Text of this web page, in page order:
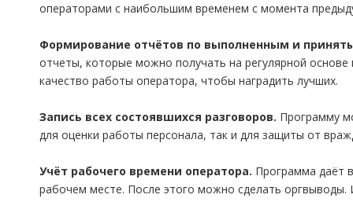
операторами с наибольшим временем с момента
Формирование отчётов по выполненным и
отчеты, которые можно получать на регулярной
качество работы оператора, чтобы наградить лучших.
Запись всех состоявшихся разговоров. Программу
для оценки работы персонала, так и для защиты от
Учёт рабочего времени оператора. Программа даёт
рабочем месте. После этого можно сделать оргвыводы.